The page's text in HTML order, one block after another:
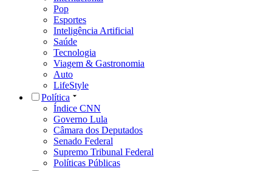
Pop
Esportes
Inteligência Artificial
Saúde
Tecnologia
Viagem & Gastronomia
Auto
LifeStyle
Política
Índice CNN
Governo Lula
Câmara dos Deputados
Senado Federal
Supremo Tribunal Federal
Políticas Públicas